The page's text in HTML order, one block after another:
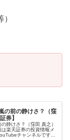
の前の静けさ？（窪
券】
静けさ？（窪田 真之）
は楽天証券の投資情報メ
チャンネルです。